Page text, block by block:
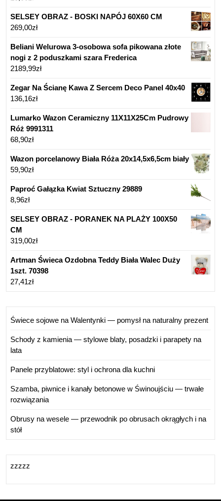
SELSEY OBRAZ - BOSKI NAPÓJ 60X60 CM
269,00zł
Beliani Welurowa 3-osobowa sofa pikowana złote
nogi z 2 poduszkami szara Frederica
2189,99zł
Zegar Na Ścianę Kawa Z Sercem Deco Panel 40x40
136,16zł
Lumarko Wazon Ceramiczny 11X11X25Cm Pudrowy
Róż 9991311
68,90zł
Wazon porcelanowy Biała Róża 20x14,5x6,5cm biały
59,90zł
Paproć Gałązka Kwiat Sztuczny 29889
8,96zł
SELSEY OBRAZ - PORANEK NA PLAŻY 100X50
CM
319,00zł
Artman Świeca Ozdobna Teddy Biała Walec Duży
1szt. 70398
27,41zł
Świece sojowe na Walentynki — pomysł na naturalny prezent
Schody z kamienia — stylowe blaty, posadzki i parapety na
lata
Panele przyblatowe: styl i ochrona dla kuchni
Szamba, piwnice i kanały betonowe w Świnoujściu — trwałe
rozwiązania
Obrusy na wesele — przewodnik po obrusach okrągłych i na
stół
zzzzz